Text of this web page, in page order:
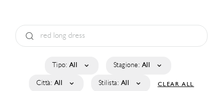
Tipo: All Stagione: All
Città: All Stilista: All CLEAR ALL